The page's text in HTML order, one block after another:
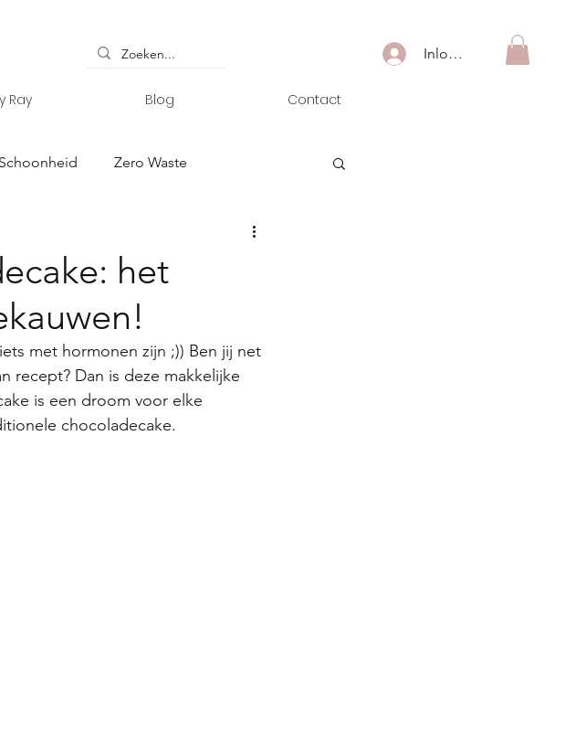
Inloggen
Ray Blog Contact
Zero Waste
het
met hormonen zijn ;)) Ben jij net
recept? Dan is deze makkelijke
is een droom voor elke
chocoladecake.